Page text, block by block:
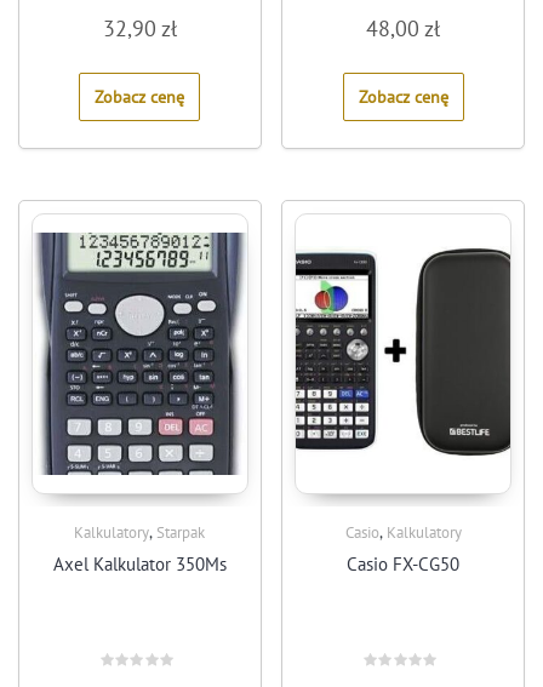
0
out
5
32,90 zł
Zobacz cenę
0
out
5
48,00zł
Zobacz cenę
Kalkulatory, Starpak
Axel Kalkulator 350Ms
Casio, Kalkulatory
Casio FX-CG50